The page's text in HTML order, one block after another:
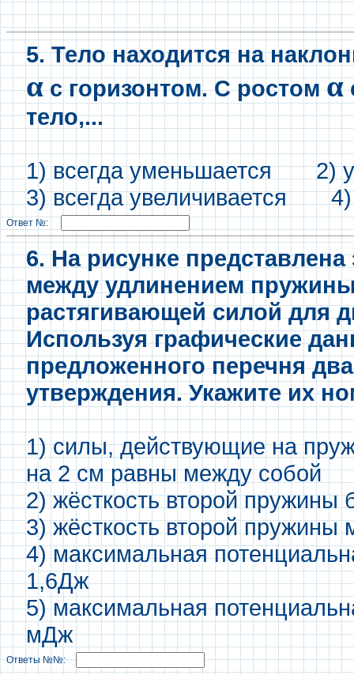
5. Тело находится на
αс горизонтом. С ростомα
тело,...
1) всегда уменьшается 2)
3) всегда увеличивается 4)
Ответ №:
6. На рисунке
между удлинением
растягивающей силой для
Используя графические
предложенного перечня
утверждения. Укажите их
1) силы, действующие на
на 2 см равны между собой
2) жёсткость второй
3) жёсткость второй
4) максимальная
1,6Дж
5) максимальная
мДж
Ответы №№: